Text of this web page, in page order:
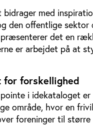
bidrager med
den offentlige
det en
er arbejdet på at
for forskellighed
i idekataloget
område, hvor en
foreninger til